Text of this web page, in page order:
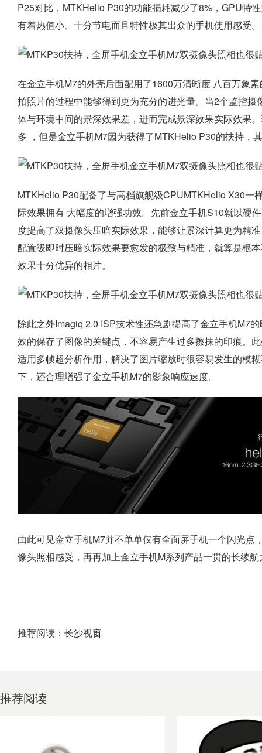
P25对比，MTKHelio P30的功能损耗减少了8%，GPU特
有着热值小、十分节电而且特性极其出众的手机使用感受。
在金立手机M7的外壳后面配用了1600万清晰度 八百万象
拍照片的过程中能够得到更为充分的进光量。当2个监控
体与环境中间的景深效果差，进而完成景深效果实际效果
多 ，但是金立手机M7因为获得了MTKHelio P30的扶持，
MTKHelio P30配备了与高档旗舰级CPUMTKHelio X30一
际效果拥有 大幅度的增强功效。先前金立手机S10就以硬
度提高了双摄像头压暗实际效果，能够让景深计算更为精
配置级即时压暗实际效果要愈发的极致与精准，就算是根
效果十分优异的相片。
除此之外Imagiq 2.0 ISP技术性还急剧提高了金立手机M7
效的保存了图像的关键点，不容易产生过多擦抹的印痕。
适用多帧超分析作用，解决了图片缩放时很容易发生的模
下，还合理增强了金立手机M7的影象响应速度。
由此可见金立手机M7并不单单仅有全面屏手机一个闪光
像头照相感受，再再加上金立手机M系列产品一贯的长续
推荐阅读： 长沙视窗
推荐阅读